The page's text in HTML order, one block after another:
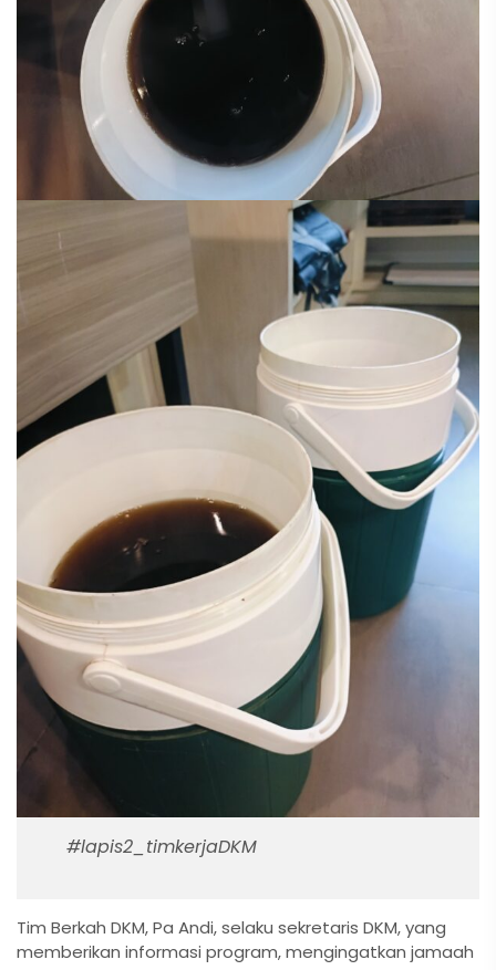
#lapis2_timkerjaDKM
Tim Berkah DKM, Pa Andi, selaku sekretaris DKM, yang
memberikan informasi program, mengingatkan jamaah